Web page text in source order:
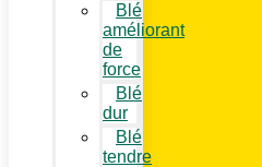
Blé
améliorant
de
force
Blé
dur
Blé
tendre